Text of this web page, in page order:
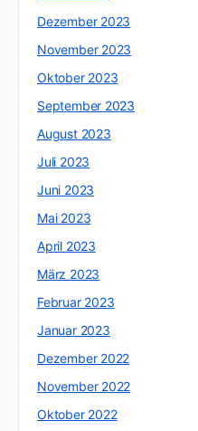
Dezember 2023
November 2023
Oktober 2023
September 2023
August 2023
Juli 2023
Juni 2023
Mai 2023
April 2023
März 2023
Februar 2023
Januar 2023
Dezember 2022
November 2022
Oktober 2022